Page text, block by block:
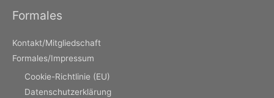
Formales
Kontakt/Mitgliedschaft
Formales/Impressum
Cookie-Richtlinie (EU)
Datenschutzerklärung